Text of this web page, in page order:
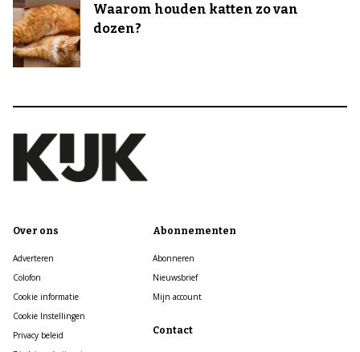
Waarom houden katten zo van
dozen?
Over ons
Adverteren
Colofon
Cookie informatie
Cookie Instellingen
Privacy beleid
Abonnementen
Abonneren
Nieuwsbrief
Mijn account
Contact